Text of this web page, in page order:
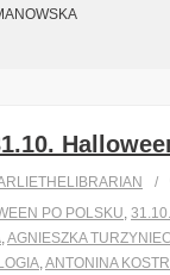
PO POLSKU
AGNIESZKA
ANTONINA